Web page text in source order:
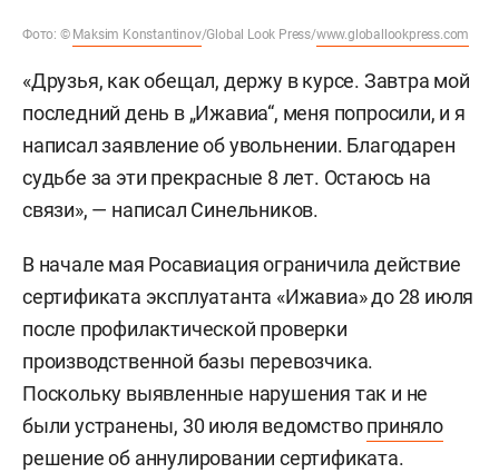
Фото: © Maksim Konstantinov/Global Look Press/www.globallookpress.com
«Друзья, как обещал, держу в курсе. Завтра мой
последний день в „Ижавиа“, меня попросили, и я
написал заявление об увольнении. Благодарен
судьбе за эти прекрасные 8 лет. Остаюсь на
связи», — написал Синельников.
В начале мая Росавиация ограничила действие
сертификата эксплуатанта «Ижавиа» до 28 июля
после профилактической проверки
производственной базы перевозчика.
Поскольку выявленные нарушения так и не
были устранены, 30 июля ведомствоприняло
решение об аннулировании сертификата.